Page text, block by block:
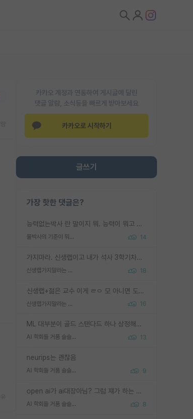
카카오 계정과 연동하여 게시글에 달린
댓글 알람, 소식등을 빠르게 받아보세요
카카오로 시작하기
글쓰기
가장 핫한 댓글은?
능력없는박사 란 말이지 뭐. 능력이 뭐고 능력이 있다는게 뭔지는 사람마다 기준이 다르니까 얘기해봐야 서로 자기 기준만 얘기해서 논쟁이 끝이 안나고. 주위에서 능력있고 야심있는 신입생이 교수가 유의미한 피드백을 아예 안주면서 제대로된 과제에 참여해볼 기회도 제공하지 않고 잡일 뺑뺑이만 돌려서 맨날 단순작업만 하면서 밤새다가 눈빛이 점점 죽어가는걸 본 사람은 물박사는 교수탓이라고 하고, 교수는 이것저것 알려도 주고 기회도 주고 사수 동기 붙여주면서 어떻게든 끌고가려고 하는데 본인이 매일 뺀질거리면서 출근 하는둥마는둥 하다가 기껏 와서도 폰이나 쳐다보다가 실험 망치고 저녁약속있어서 먼저 가볼게요~ 하는걸 본 사람은 물박사는 본인탓이라고 함.
물박사의 기준이 뭐임? 14
가지마라. 신생랩이고 내가 석사 3학기차인데 최고참인데 나도 아무것도 모르는데 교수가 후배들 왜 논문 교육 안시키냐. 논문 왜 안 써오냐 닦달한다
신생랩가지말라는 이유가 있었구나 18
신생랩+젊은 교수 이게 ㄹㅇ 모 아니면 도인듯.
신생랩가지말라는 이유가 있었구나 16
ML 대부분이 골드 스탠다드 하나 상정해놓고 (벤치마크 데이터셋이 여러 개면 여러 개 상정) 그거 얼마나 잘 맞추나 싸움임 가끔 번뜩이는 설계 철학을 보여주는 논문들도 있지만 대부분 그거 성적 얼마나 더 올리느라에 혈안이 되어 있는 측면이 잇음
AI 학회들 거품 슬슬 지적이 나오네요 13
neurips는 괜찮음
AI 학회들 거품 슬슬 지적이 나오네요 9
open ai가 ai대장아님? 그럼 쟤가 하는 말이 다 맞겠네
AI 학회들 거품 슬슬 지적이 나오네요 8